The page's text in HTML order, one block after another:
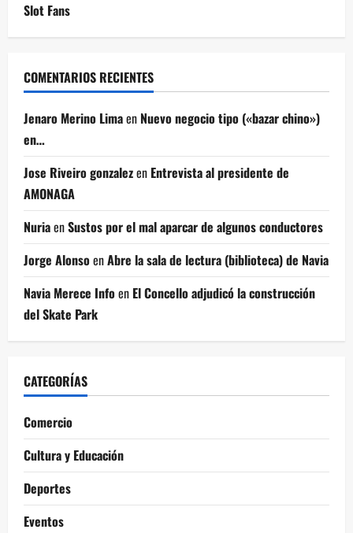
Slot Fans
COMENTARIOS RECIENTES
Jenaro Merino Limaen Nuevo negocio tipo («bazar chino»)
en…
Jose Riveiro gonzalezen Entrevista al presidente de
AMONAGA
NuriaenSustos por el mal aparcar de algunos conductores
Jorge AlonsoenAbre la sala de lectura (biblioteca) de Navia
Navia Merece Infoen El Concello adjudicó la construcción
del Skate Park
CATEGORÍAS
Comercio
Cultura y Educación
Deportes
Eventos